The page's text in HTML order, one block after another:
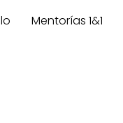
Mentorías 1&1